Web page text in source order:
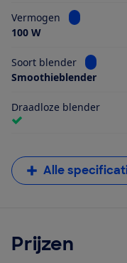
Vermogen
Bekijk
100 W
Soort blender
Bekijk
Smoothieblender
Draadloze blender
Alle
Prijzen